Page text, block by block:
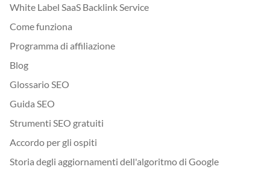
White Label SaaS Backlink Service
Come funziona
Programma di affiliazione
Blog
Glossario SEO
Guida SEO
Strumenti SEO gratuiti
Accordo per gli ospiti
Storia degli aggiornamenti dell'algoritmo di Google